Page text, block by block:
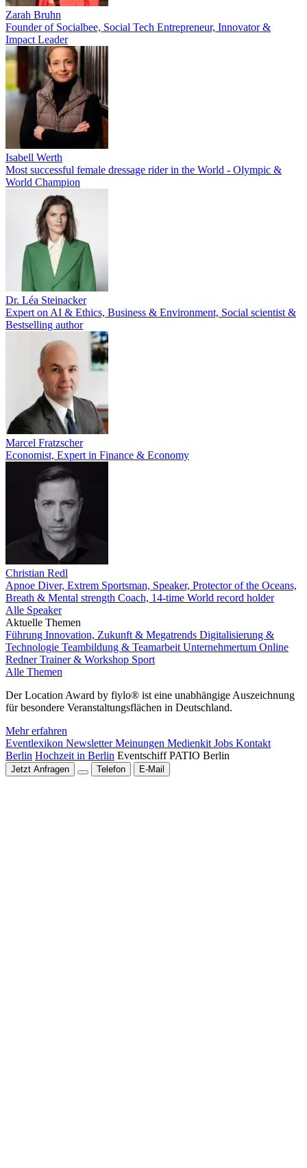
Zarah Bruhn
Founder of Socialbee, Social Tech Entrepreneur, Innovator &
Impact Leader
Isabell Werth
Most successful female dressage rider in the World - Olympic &
World Champion
Dr. Léa Steinacker
Expert on AI & Ethics, Business & Environment, Social scientist &
Bestselling author
Marcel Fratzscher
Economist, Expert in Finance & Economy
Christian Redl
Apnoe Diver, Extrem Sportsman, Speaker, Protector of the Oceans,
Breath & Mental strength Coach, 14-time World record holder
Alle Speaker
Aktuelle Themen
Führung Innovation, Zukunft & Megatrends Digitalisierung &
Technologie Teambildung & Teamarbeit Unternehmertum Online
RednerTrainer & Workshop Sport
Alle Themen
Der Location Award by fiylo® ist eine unabhängige Auszeichnung
für besondere Veranstaltungsflächen in Deutschland.
Mehr erfahren
Eventlexikon NewsletterMeinungen Medienkit Jobs Kontakt
Berlin Hochzeit in Berlin Eventschiff PATIO Berlin
Jetzt Anfragen Telefon E-Mail